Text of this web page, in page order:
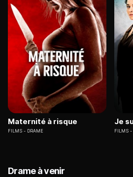
Maternité à risque
FILMS DRAME
Je
FILMS
Drame à venir